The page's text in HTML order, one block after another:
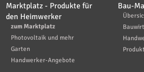
Marktplatz - Produkte für
den Heimwerker
zum Marktplatz
Photovoltaik und mehr
Garten
Handwerker-Angebote
Bau-